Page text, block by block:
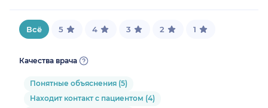
Всё 5 4 3 2 1
Качества врача
Понятные объяснения (5)
Находит контакт с пациентом (4)